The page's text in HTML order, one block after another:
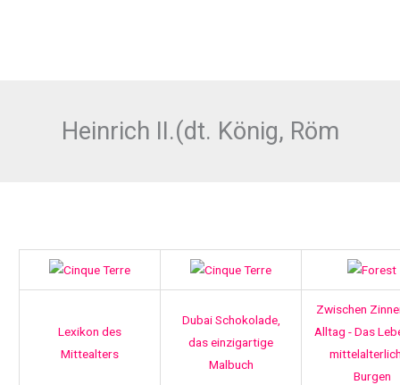
Heinrich II.(dt. König, Röm
Lexikon des
Mittealters
Dubai Schokolade,
das einzigartige
Malbuch
Zwischen
Alltag - Das
Burgen